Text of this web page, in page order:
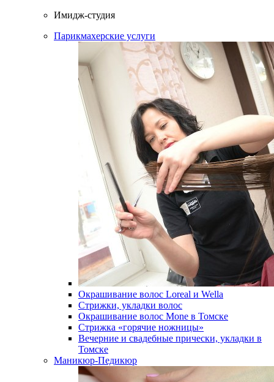
Имидж-студия
Парикмахерские услуги
Окрашивание волос Loreal и Wella
Стрижки, укладки волос
Окрашивание волос Mone в Томске
Стрижка «горячие ножницы»
Вечерние и свадебные прически, укладки в
Томске
Маникюр-Педикюр